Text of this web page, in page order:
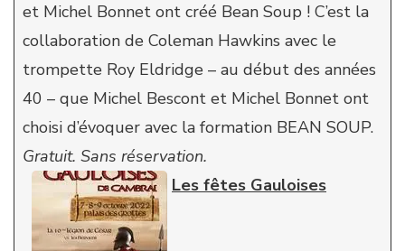
et Michel Bonnet ont créé Bean Soup ! C’est la
collaboration de Coleman Hawkins avec le
trompette Roy Eldridge – au début des années
40 – que Michel Bescont et Michel Bonnet ont
choisi d’évoquer avec la formation BEAN SOUP.
Gratuit. Sans réservation.
Les fêtes Gauloises